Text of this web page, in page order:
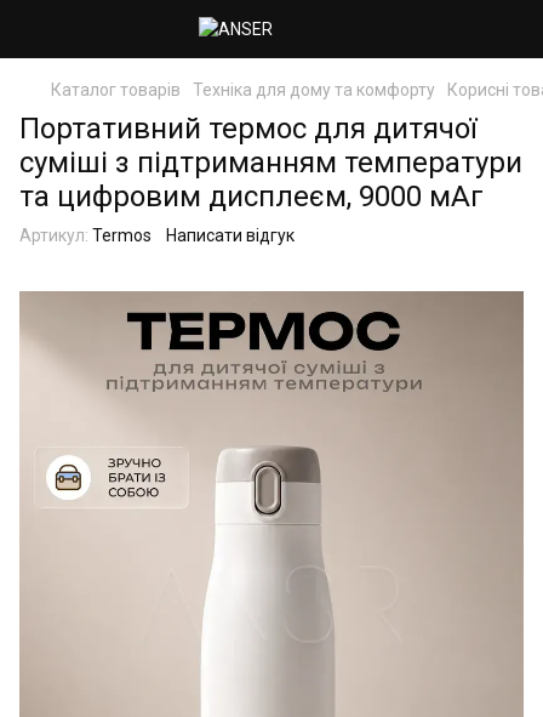
Каталог товарів Техніка для дому та комфорту Корисні
Портативний термос для дитячої
суміші з підтриманням температури
та цифровим дисплеєм, 9000 мАг
Артикул: Termos Написати відгук